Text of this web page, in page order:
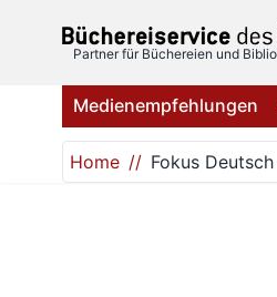
Partner für Büchereien und
Medienempfehlungen
Home Fokus